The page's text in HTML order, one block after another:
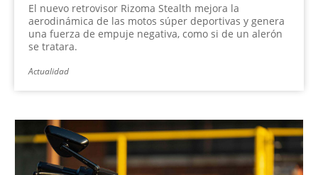
El nuevo retrovisor Rizoma Stealth mejora la
aerodinámica de las motos súper deportivas y genera
una fuerza de empuje negativa, como si de un alerón
se tratara.
Actualidad